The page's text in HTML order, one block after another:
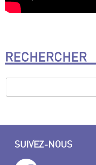
RECHERCHER
SUIVEZ-NOUS